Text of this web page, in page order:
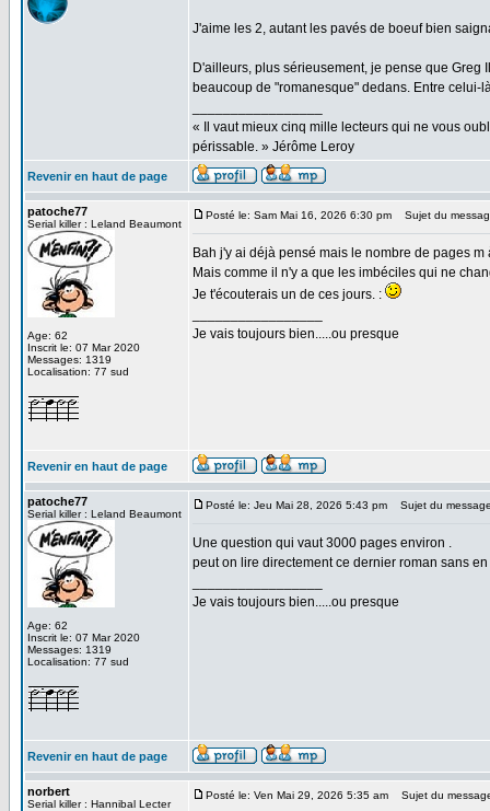
J'aime les 2, autant les pavés de boeuf bien
D'ailleurs, plus sérieusement, je pense que
beaucoup de "romanesque" dedans. Entre celui-
« Il vaut mieux cinq mille lecteurs qui ne vous
périssable. » Jérôme Leroy
Revenir en haut de page
patoche77
Serial killer : Leland Beaumont
Age: 62
Inscrit le: 07 Mar 2020
Messages: 1319
Localisation: 77 sud
Posté le: Sam Mai 16, 2026 6:30 pm Sujet du
Bah j'y ai déjà pensé mais le nombre de pages
Mais comme il n'y a que les imbéciles qui ne
Je t'écouterais un de ces jours. :
Je vais toujours bien.....ou presque
Revenir en haut de page
patoche77
Serial killer : Leland Beaumont
Age: 62
Inscrit le: 07 Mar 2020
Messages: 1319
Localisation: 77 sud
Posté le: Jeu Mai 28, 2026 5:43 pm Sujet du
Une question qui vaut 3000 pages environ .
peut on lire directement ce dernier roman sans
Je vais toujours bien.....ou presque
Revenir en haut de page
norbert
Serial killer : Hannibal Lecter
Posté le: Ven Mai 29, 2026 5:35 am Sujet du